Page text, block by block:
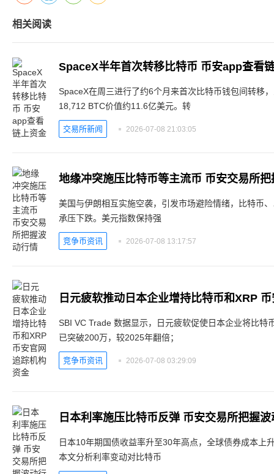
相关阅读
SpaceX半年首次转移比特币 币安app查看
SpaceX在周三进行了约6个月来首次比特币钱包间转移
18,712 BTC价值约11.6亿美元。转
交易所新闻 2026-07-08 21:03:05
地缘冲突施压比特币等主流币 币安交易所
美国与伊朗相互实施空袭，引发市场避险情绪，比特币
承压下跌。美元指数保持强
竞争币资讯 2026-07-08 13:17:57
日元疲软推动日本企业增持比特币和XRP
SBI VC Trade 数据显示，日元疲软促使日本企业将比特
已突破200万，较2025年翻倍；
竞争币资讯 2026-07-08 03:29:09
日本利率施压比特币反弹 币安交易所把握
日本10年期国债收益率升至30年高点，全球债券成本上
本文分析利率变动对比特币